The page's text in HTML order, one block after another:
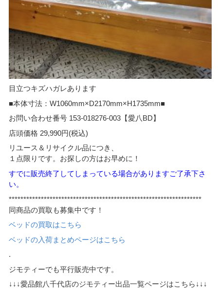
目立つキズハガレあります
■本体寸法：W1060mm×D2170mm×H1735mm■
お問い合わせ番号 153-018276-003【愛八BD】
店頭価格 29,990円(税込)
リユース＆リサイクル品につき、
１点限りです。お探しの方はお早めに！
すでに販売終了してしまっている場合がありますご了承下さ
い。
******************************************************************
同商品の買取も募集中です！
ベッドの買取はこちら
ベッドの入荷まとめページはこちら
.
ジモティーでも平行販売中です。
↓↓↓愛品館八千代店のジモティー出品一覧ページはこちら↓↓↓